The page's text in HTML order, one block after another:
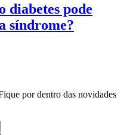
diabetes pode
síndrome?
por dentro das novidades